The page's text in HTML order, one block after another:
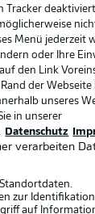
Jobs
Partner
Tracker
Menü jederzeit
oder Ihre
den Link
der Webseite
unseres
in unserer
Datenschutz
verarbeiten
zur
auf